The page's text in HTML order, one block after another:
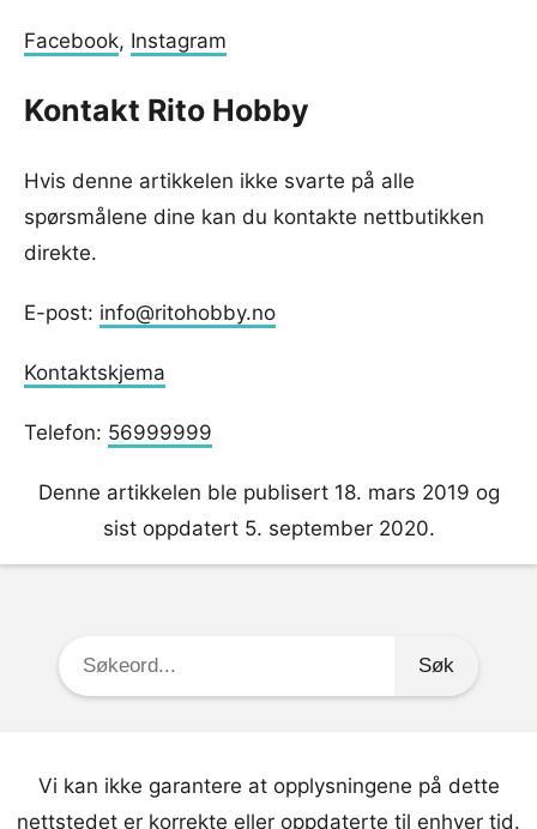
Facebook, Instagram
Kontakt Rito Hobby
Hvis denne artikkelen ikke svarte på alle
spørsmålene dine kan du kontakte nettbutikken
direkte.
E-post: info@ritohobby.no
Kontaktskjema
Telefon: 56999999
Denne artikkelen ble publisert 18. mars 2019 og
sist oppdatert 5. september 2020.
Søkeord:
Vi kan ikke garantere at opplysningene på dette
nettstedet er korrekte eller oppdaterte til enhver tid.